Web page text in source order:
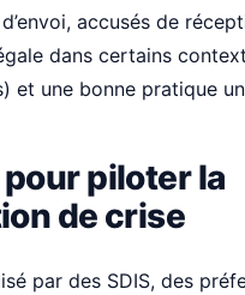
accusés de
dans certains
et une bonne pratique
piloter la
de crise
par des SDIS, des